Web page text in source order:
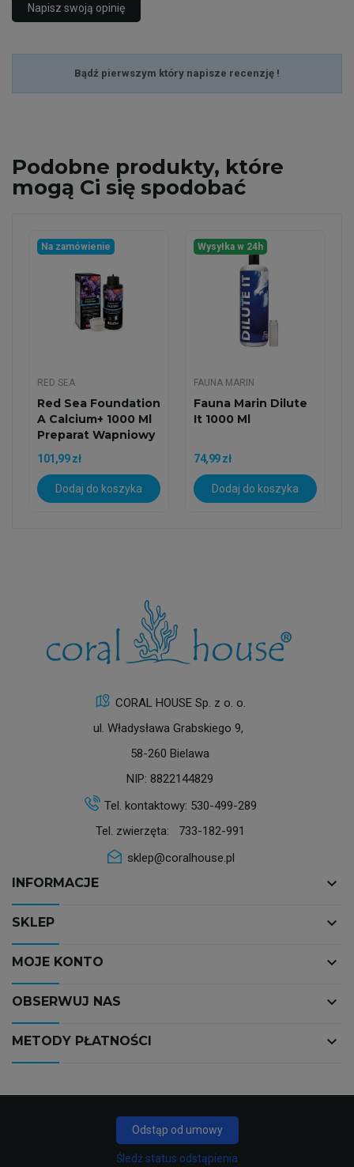
Napisz swoją opinię
Bądź pierwszym który napisze recenzję !
Podobne produkty, które
mogą Ci się spodobać
Na zamówienie
RED SEA
Red Sea Foundation
A Calcium+ 1000 Ml
Preparat Wapniowy
101,99 zł
Dodaj do koszyka
Wysyłka w 24h
FAUNA MARIN
Fauna Marin Dilute
It 1000 Ml
74,99 zł
Dodaj do koszyka
CORAL HOUSE Sp. z o. o.
ul. Władysława Grabskiego 9,
58-260 Bielawa
NIP: 8822144829
Tel. kontaktowy: 530-499-289
Tel. zwierzęta: 733-182-991
sklep@coralhouse.pl
INFORMACJE keyboard_arrow_down
SKLEP keyboard_arrow_down
MOJE KONTO keyboard_arrow_down
OBSERWUJ NAS keyboard_arrow_down
METODY PŁATNOŚCI keyboard_arrow_down
Odstąp od umowy
Śledź status odstąpienia